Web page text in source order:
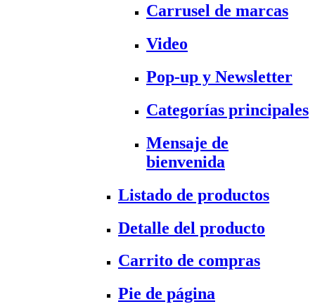
Carrusel de marcas
Video
Pop-up y Newsletter
Categorías principales
Mensaje de
bienvenida
Listado de productos
Detalle del producto
Carrito de compras
Pie de página